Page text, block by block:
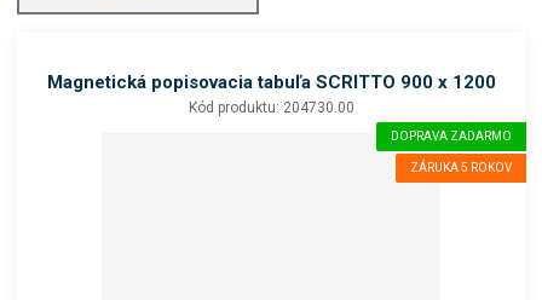
Magnetická popisovacia tabuľa SCRITTO 900 x 1200
Kód produktu: 204730.00
DOPRAVA ZADARMO
ZÁRUKA 5 ROKOV